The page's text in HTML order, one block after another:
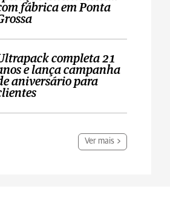
fábrica em Ponta
completa 21
e lança campanha
aniversário para
Ver mais